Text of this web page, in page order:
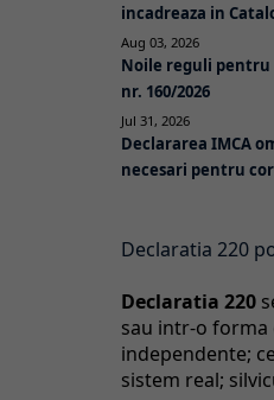
incadreaza in
Aug 03, 2026
Noile reguli pentru
nr. 160/2026
Jul 31, 2026
Declararea IMCA
necesari pentru
Declaratia 220
Declaratia 220
sau intr-o forma
independente;
sistem real;